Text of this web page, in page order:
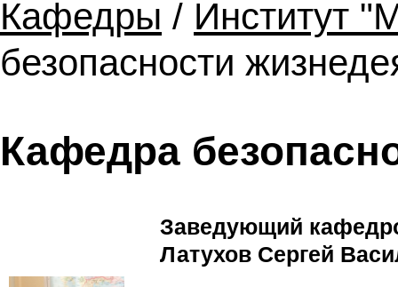
Кафедры / Институт
безопасности
Кафедра
Заведующий
Латухов Сергей